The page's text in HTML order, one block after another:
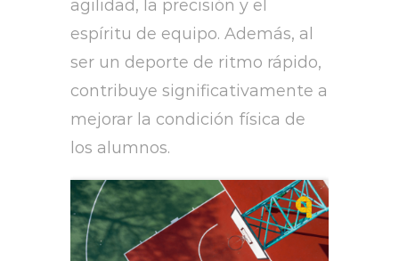
agilidad, la precisión y el
espíritu de equipo. Además, al
ser un deporte de ritmo rápido,
contribuye significativamente a
mejorar la condición física de
los alumnos.